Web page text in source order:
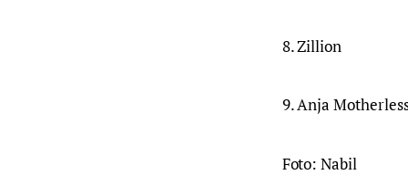
8. Zillion
9. Anja
Foto: Nabil